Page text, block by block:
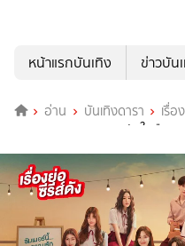
หน้าแรกบันเทิง
ข่าวบัน
อ่าน บันเทิงดารา เรื่อ
Summer Night ความลับในคืนฤ